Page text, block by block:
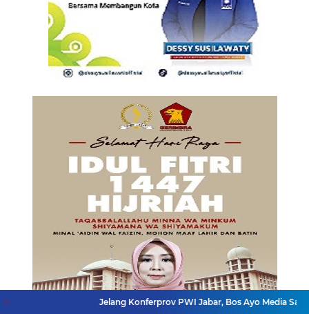
Jelang Konferprov PWI Jabar, Bos Ayo Media Sambangi